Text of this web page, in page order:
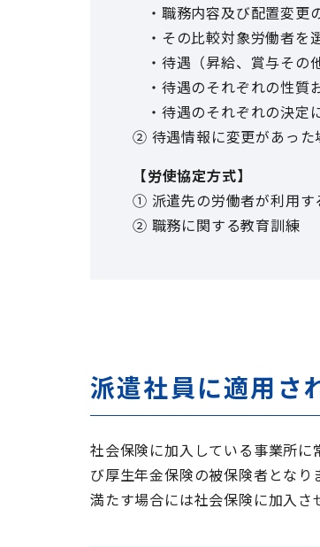
職務内容及び配置変更
その比較対象労働者を
待遇（昇給、賞与その
待遇のそれぞれの性質
待遇のそれぞれの決定
② 待遇情報に変更があった
【労使協定方式】
① 派遣先の労働者が利用す
② 職務に関する教育訓練
派遣社員に適用さ
社会保険に加入している事業所
び厚生年金保険の被保険者とな
満たす場合には社会保険に加入さ